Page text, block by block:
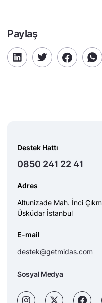
Paylaş
Destek Hattı
0850 241 22 41
Adres
Altunizade Mah. İnci
Üsküdar İstanbul
E-mail
destek@getmidas.com
Sosyal Medya